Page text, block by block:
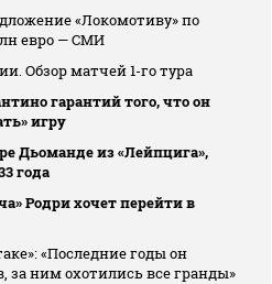
«Локомотиву» по
евро — СМИ
Обзор матчей 1-го тура
гарантий того, что он
игру
Дьоманде из «Лейпцига»,
года
Родри хочет перейти в
«Последние годы он
за ним охотились все гранды»